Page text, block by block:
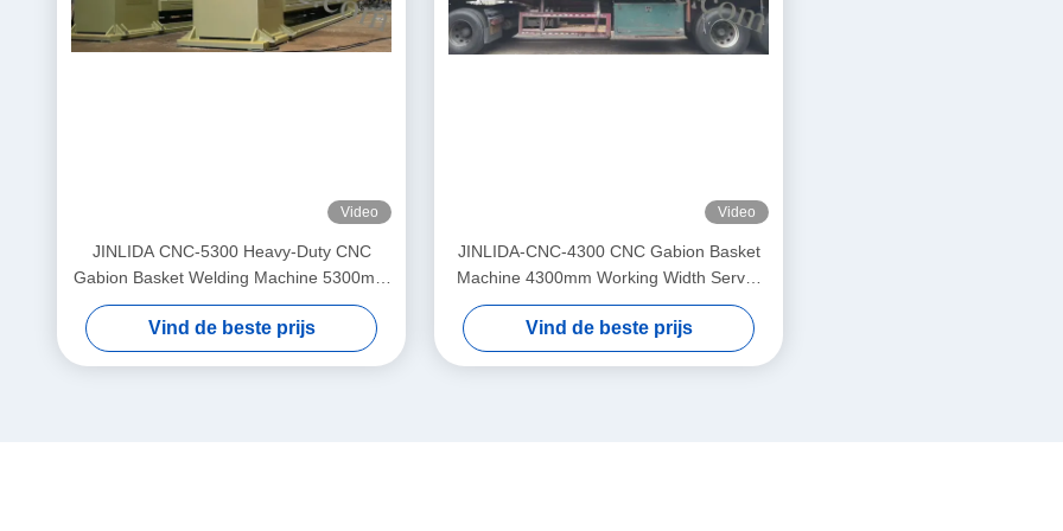
Video
JINLIDA CNC-5300 Heavy-Duty CNC
Gabion Basket Welding Machine 5300mm
Width Double Twist Mesh Production
Equipment
Vind de beste prijs
Video
JINLIDA-CNC-4300 CNC Gabion Basket
Machine 4300mm Working Width Servo-
Driven Double Twist Mesh Equipment
Vind de beste prijs